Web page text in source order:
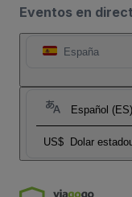
Eventos en
España
Español (ES)
US$ Dolar